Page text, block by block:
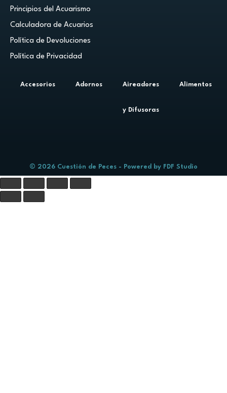
Principios del Acuarismo
Calculadora de Acuarios
Política de Devoluciones
Política de Privacidad
Accesorios Adornos Aireadores
y Difusoras
Alimentos
© 2026 Cuestión de Peces - Powered by FDF Studio